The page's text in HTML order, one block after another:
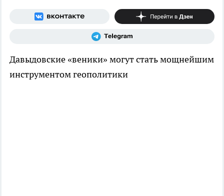
Давыдовские «веники» могут стать мощнейшим
инструментом геополитики